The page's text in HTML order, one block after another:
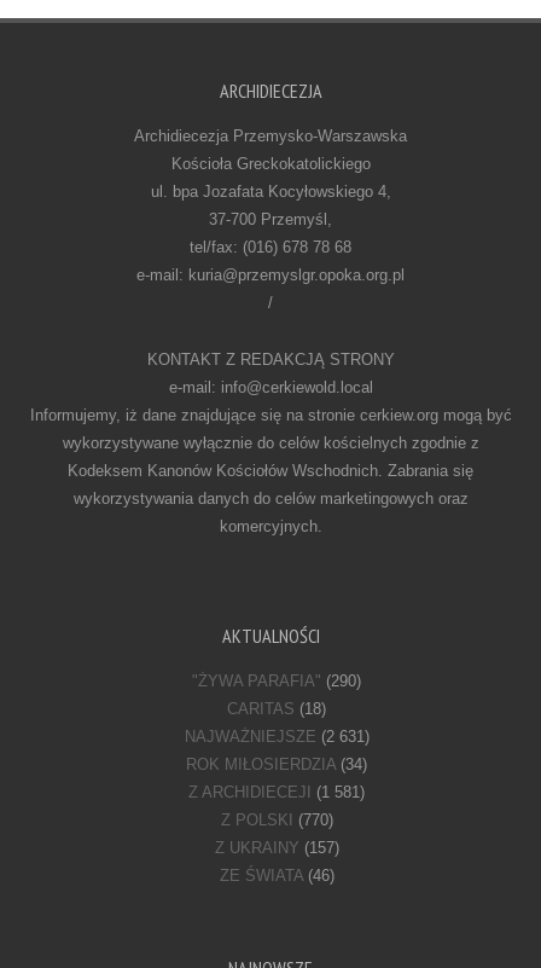
ARCHIDIECEZJA
Archidiecezja Przemysko-Warszawska
Kościoła Greckokatolickiego
ul. bpa Jozafata Kocyłowskiego 4,
37-700 Przemyśl,
tel/fax: (016) 678 78 68
e-mail: kuria@przemyslgr.opoka.org.pl
/
KONTAKT Z REDAKCJĄ STRONY
e-mail: info@cerkiewold.local
Informujemy, iż dane znajdujące się na stronie cerkiew.org mogą być
wykorzystywane wyłącznie do celów kościelnych zgodnie z
Kodeksem Kanonów Kościołów Wschodnich. Zabrania się
wykorzystywania danych do celów marketingowych oraz
komercyjnych.
AKTUALNOŚCI
"ŻYWA PARAFIA" (290)
CARITAS (18)
NAJWAŻNIEJSZE (2 631)
ROK MIŁOSIERDZIA(34)
Z ARCHIDIECEJI
(1 581)
Z POLSKI
(770)
Z UKRAINY (157)
ZE ŚWIATA(46)